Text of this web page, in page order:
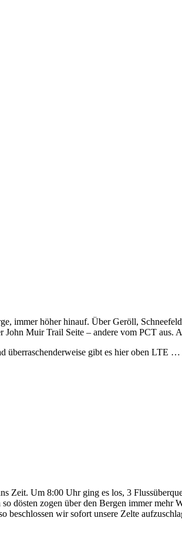
immer höher hinauf. Über Geröll,
Muir Trail Seite – andere vom PCT
gibt es hier oben LTE
Zeit. Um 8:00 Uhr ging es los, 3
dösten zogen über den Bergen immer mehr
beschlossen wir sofort unsere Zelte